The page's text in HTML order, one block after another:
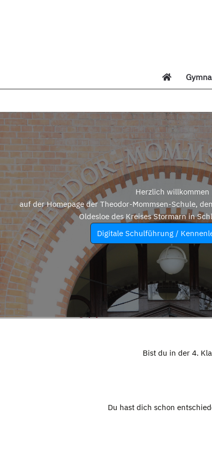
Herzlich willkommen
auf der Homepage der Theodor-Mommsen-Schule,
Oldesloe des Kreises Stormarn in
Digitale Schulführung /
Bist du in der 4.
Du hast dich schon